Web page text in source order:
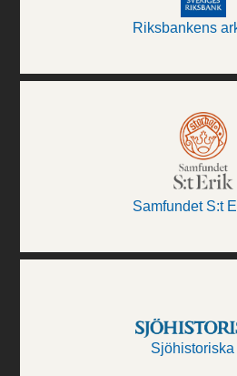
Riksbankens
Samfundet S:t
Sjöhistoriska